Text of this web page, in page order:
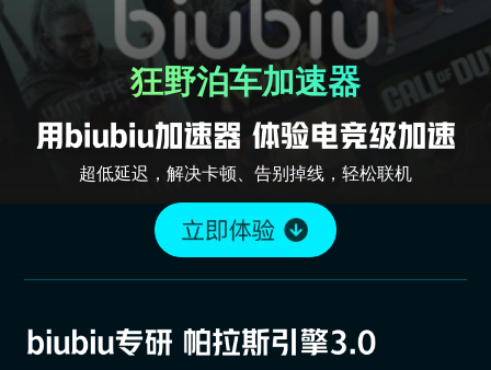
狂野泊车加速器
超低延迟，解决卡顿、告别掉线，轻松联机